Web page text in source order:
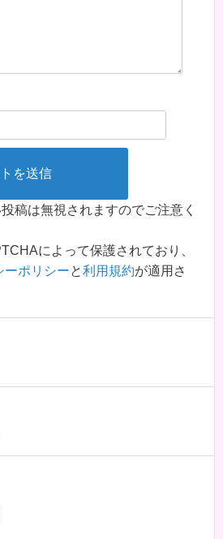
稿は無視されますのでご注意く
によって保護されており、
ーポリシーと利用規約が適用さ